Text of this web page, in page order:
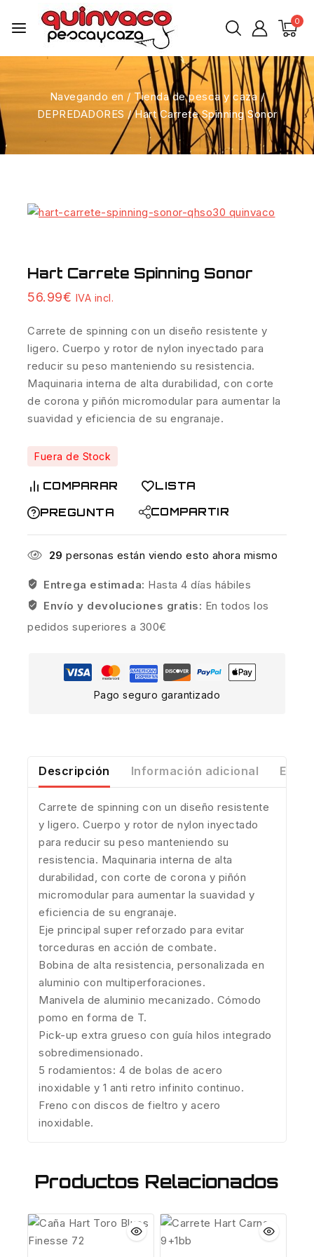
0
Navegando en / Tienda de pesca y caza /
DEPREDADORES / Hart Carrete Spinning Sonor
Hart Carrete Spinning Sonor
56.99€ IVA incl.
Carrete de spinning con un diseño resistente y
ligero. Cuerpo y rotor de nylon inyectado para
reducir su peso manteniendo su resistencia.
Maquinaria interna de alta durabilidad, con corte
de corona y piñón micromodular para aumentar la
suavidad y eficiencia de su engranaje.
Fuera de Stock
COMPARAR
LISTA
PREGUNTA
COMPARTIR
29 personas están viendo esto ahora mismo
Entrega estimada: Hasta 4 días hábiles
Envío y devoluciones gratis: En todos los
pedidos superiores a 300€
Pago seguro garantizado
Descripción Información adicional
Carrete de spinning con un diseño resistente
y ligero. Cuerpo y rotor de nylon inyectado
para reducir su peso manteniendo su
resistencia. Maquinaria interna de alta
durabilidad, con corte de corona y piñón
micromodular para aumentar la suavidad y
eficiencia de su engranaje.
Eje principal super reforzado para evitar
torceduras en acción de combate.
Bobina de alta resistencia, personalizada en
aluminio con multiperforaciones.
Manivela de aluminio mecanizado. Cómodo
pomo en forma de T.
Pick-up extra grueso con guía hilos integrado
sobredimensionado.
5 rodamientos: 4 de bolas de acero
inoxidable y 1 anti retro infinito continuo.
Freno con discos de fieltro y acero
inoxidable.
Productos Relacionados